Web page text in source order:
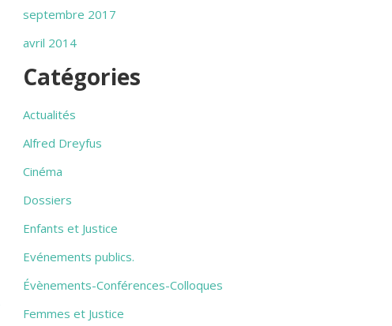
septembre 2017
avril 2014
Catégories
Actualités
Alfred Dreyfus
Cinéma
Dossiers
Enfants et Justice
Evénements publics.
Évènements-Conférences-Colloques
Femmes et Justice